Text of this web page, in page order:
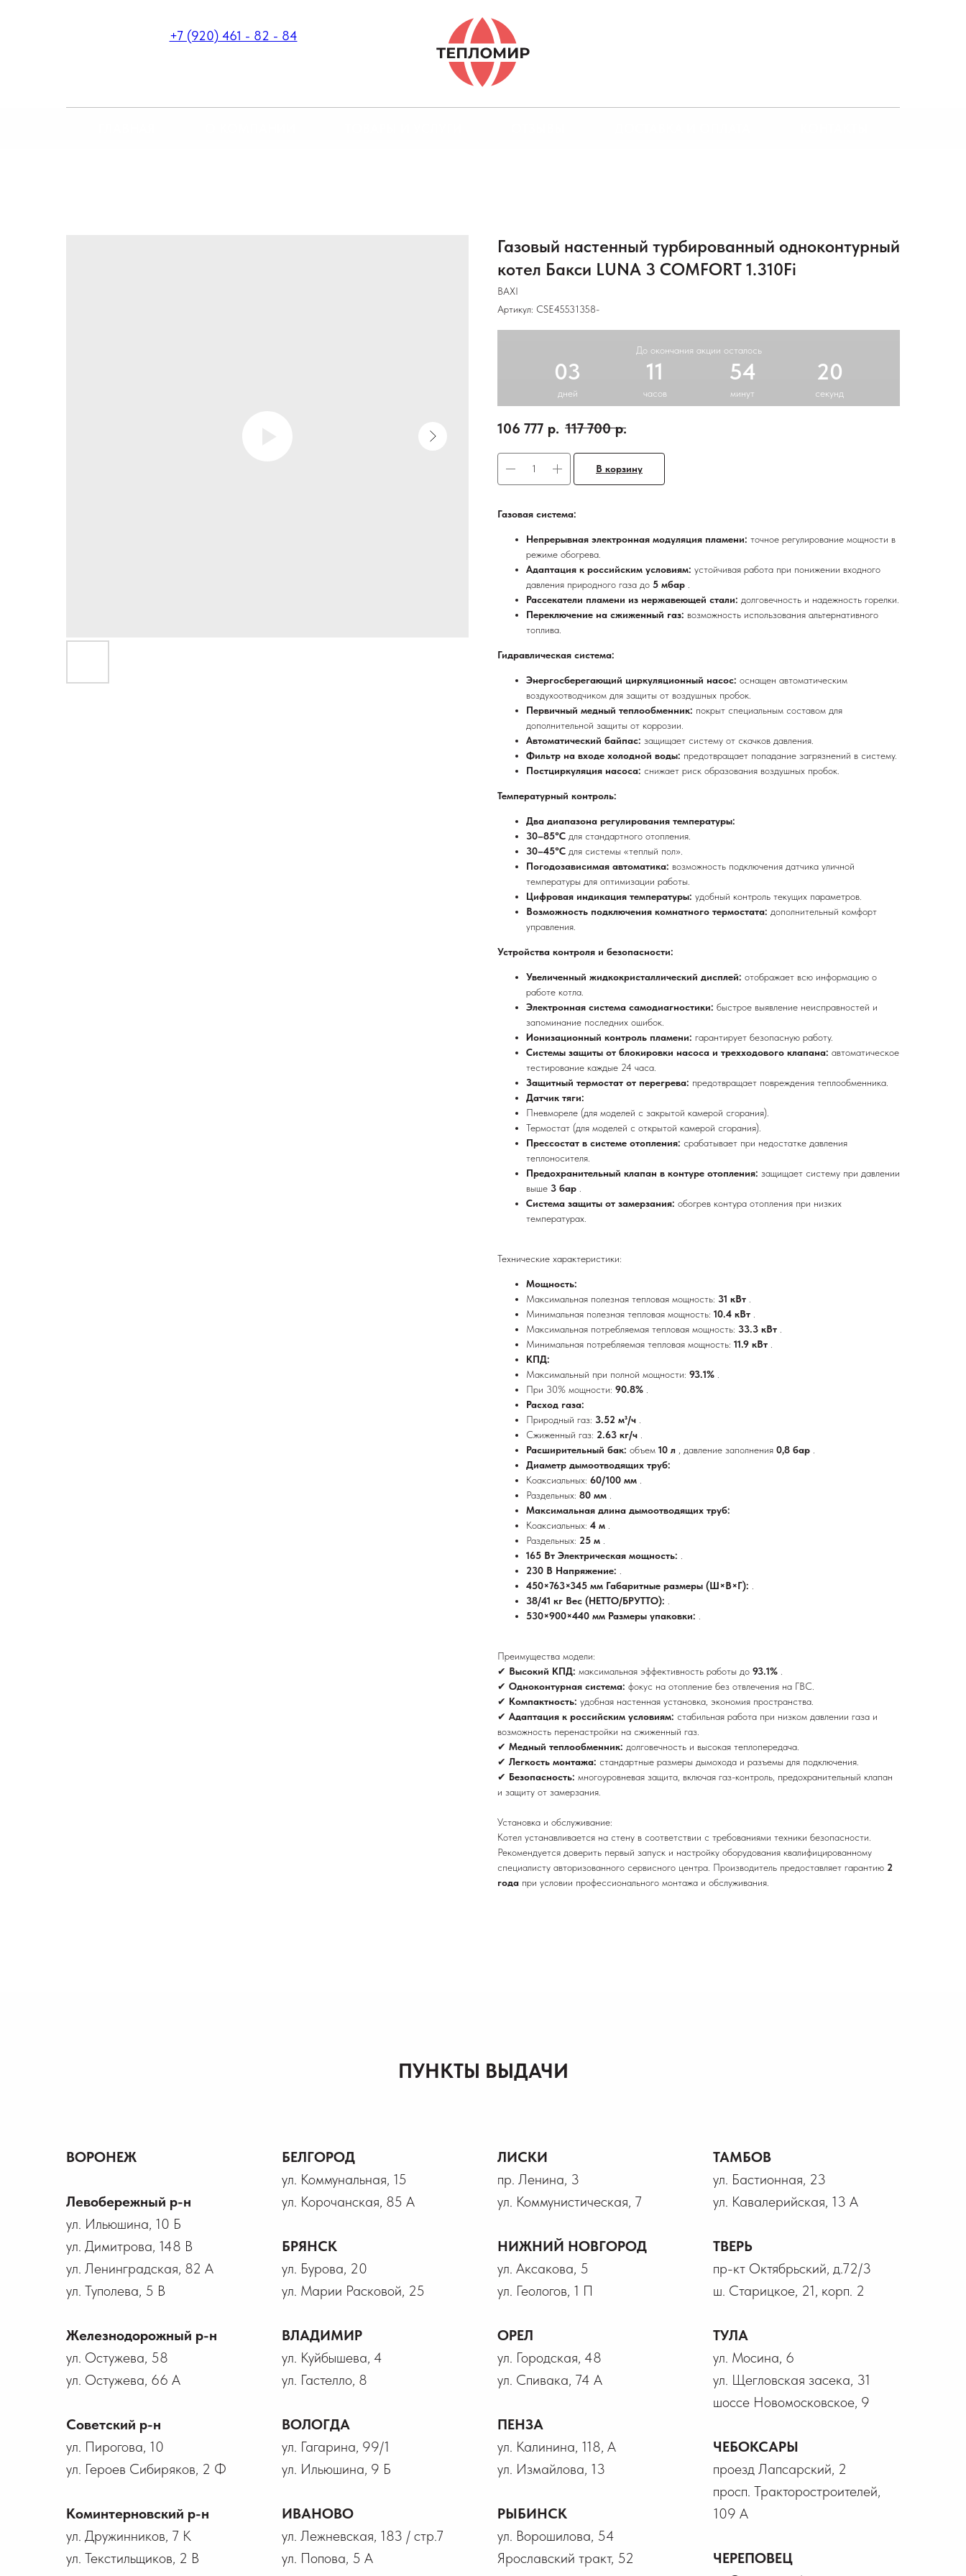
+7 (920) 461 - 82 - 84
Газовый настенный турбированный одноконтурный
котел Бакси LUNA 3 COMFORT 1.310Fi
BAXI
Артикул: CSE45531358-
До окончания акции осталось
03
дней
11
часов
54
минут
19
секунд
106 777 р. 117 700 р.
В корзину
Газовая система:
Непрерывная электронная модуляция пламени: точное регулирование мощности в
режиме обогрева.
Адаптация к российским условиям: устойчивая работа при понижении входного
давления природного газа до 5 мбар
Рассекатели пламени из нержавеющей стали: долговечность и надежность горелки.
Переключение на сжиженный газ: возможность использования альтернативного
топлива.
Гидравлическая система:
Энергосберегающий циркуляционный насос: оснащен автоматическим
воздухоотводчиком для защиты от воздушных пробок.
Первичный медный теплообменник: покрыт специальным составом для
дополнительной защиты от коррозии.
Автоматический байпас: защищает систему от скачков давления.
Фильтр на входе холодной воды: предотвращает попадание загрязнений в систему.
Постциркуляция насоса: снижает риск образования воздушных пробок.
Температурный контроль:
Два диапазона регулирования температуры:
30–85°C для стандартного отопления.
30–45°C для системы «теплый пол».
Погодозависимая автоматика: возможность подключения датчика уличной
температуры для оптимизации работы.
Цифровая индикация температуры: удобный контроль текущих параметров.
Возможность подключения комнатного термостата: дополнительный комфорт
управления.
Устройства контроля и безопасности:
Увеличенный жидкокристаллический дисплей: отображает всю информацию о
работе котла.
Электронная система самодиагностики: быстрое выявление неисправностей и
запоминание последних ошибок.
Ионизационный контроль пламени: гарантирует безопасную работу.
Системы защиты от блокировки насоса и трехходового клапана: автоматическое
тестирование каждые 24 часа.
Защитный термостат от перегрева: предотвращает повреждения теплообменника.
Датчик тяги:
Пневмореле (для моделей с закрытой камерой сгорания).
Термостат (для моделей с открытой камерой сгорания).
Прессостат в системе отопления: срабатывает при недостатке давления
теплоносителя.
Предохранительный клапан в контуре отопления: защищает систему при давлении
выше 3 бар
Система защиты от замерзания: обогрев контура отопления при низких
температурах.
Технические характеристики:
Мощность:
Максимальная полезная тепловая мощность: 31 кВт
Минимальная полезная тепловая мощность: 10.4 кВт
Максимальная потребляемая тепловая мощность: 33.3 кВт
Минимальная потребляемая тепловая мощность: 11.9 кВт
КПД:
Максимальный при полной мощности: 93.1%
При 30% мощности: 90.8%
Расход газа:
Природный газ: 3.52 м³/ч
Сжиженный газ: 2.63 кг/ч
Расширительный бак: объем 10 л , давление заполнения 0,8 бар
Диаметр дымоотводящих труб:
Коаксиальных: 60/100 мм
Раздельных: 80 мм
Максимальная длина дымоотводящих труб:
Коаксиальных: 4 м
Раздельных: 25 м
165 Вт Электрическая мощность:
230 В Напряжение:
450×763×345 мм Габаритные размеры (Ш×В×Г):
38/41 кг Вес (НЕТТО/БРУТТО):
530×900×440 мм Размеры упаковки:
Преимущества модели:
✔ Высокий КПД: максимальная эффективность работы до 93.1%
✔ Одноконтурная система: фокус на отопление без отвлечения на ГВС.
✔ Компактность: удобная настенная установка, экономия пространства.
✔ Адаптация к российским условиям: стабильная работа при низком давлении газа и
возможность перенастройки на сжиженный газ.
✔ Медный теплообменник: долговечность и высокая теплопередача.
✔ Легкость монтажа: стандартные размеры дымохода и разъемы для подключения.
✔ Безопасность: многоуровневая защита, включая газ-контроль, предохранительный клапан
и защиту от замерзания.
Установка и обслуживание:
Котел устанавливается на стену в соответствии с требованиями техники безопасности.
Рекомендуется доверить первый запуск и настройку оборудования квалифицированному
специалисту авторизованного сервисного центра. Производитель предоставляет гарантию 2
года при условии профессионального монтажа и обслуживания.
ПУНКТЫ ВЫДАЧИ
ВОРОНЕЖ
Левобережный р-н
ул. Ильюшина, 10 Б
ул. Димитрова, 148 В
ул. Ленинградская, 82 А
ул. Туполева, 5 В
Железнодорожный р-н
ул. Остужева, 58
ул. Остужева, 66 А
Советский р-н
ул. Пирогова, 10
ул. Героев Сибиряков, 2 Ф
Коминтерновский р-н
ул. Дружинников, 7 К
ул. Текстильщиков, 2 В
БЕЛГОРОД
ул. Коммунальная, 15
ул. Корочанская, 85 А
БРЯНСК
ул. Бурова, 20
ул. Марии Расковой, 25
ВЛАДИМИР
ул. Куйбышева, 4
ул. Гастелло, 8
ВОЛОГДА
ул. Гагарина, 99/1
ул. Ильюшина, 9 Б
ИВАНОВО
ул. Лежневская, 183 / стр.7
ул. Попова, 5 А
ЛИСКИ
пр. Ленина, 3
ул. Коммунистическая, 7
НИЖНИЙ НОВГОРОД
ул. Аксакова, 5
ул. Геологов, 1 П
ОРЕЛ
ул. Городская, 48
ул. Спивака, 74 А
ПЕНЗА
ул. Калинина, 118, А
ул. Измайлова, 13
РЫБИНСК
ул. Ворошилова, 54
Ярославский тракт, 52
ТАМБОВ
ул. Бастионная, 23
ул. Кавалерийская, 13 А
ТВЕРЬ
пр-кт Октябрьский, д.72/3
ш. Старицкое, 21, корп. 2
ТУЛА
ул. Мосина, 6
ул. Щегловская засека, 31
шоссе Новомосковское, 9
ЧЕБОКСАРЫ
проезд Лапсарский, 2
просп. Тракторостроителей,
109 А
ЧЕРЕПОВЕЦ